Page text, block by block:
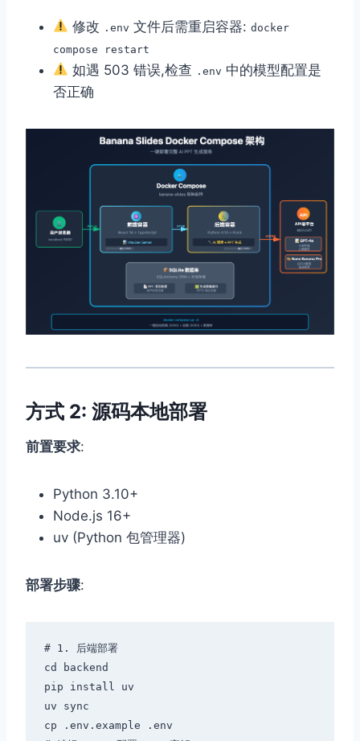
修改 .env 文件后需重启容器:docker
compose restart
如遇 503 错误,检查 .env 中的模型配置是
否正确
方式 2: 源码本地部署
前置要求:
Python 3.10+
Node.js 16+
uv (Python 包管理器)
部署步骤:
# 1. 后端部署
cd backend
pip install uv
uv sync
cp .env.example .env